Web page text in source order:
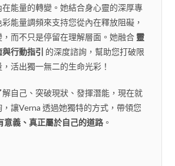
能量的轉變。她結合身心靈的深厚專
能量調頻來支持您從內在釋放阻礙，
而不只是停留在理解層面。她融合 靈
行動指引 的深度諮詢，幫助您打破限
活出獨一無二的生命光彩！
自己、突破現狀、發揮潛能，現在就
讓Verna 透過她獨特的方式，帶領您
意義、真正屬於自己的道路 。